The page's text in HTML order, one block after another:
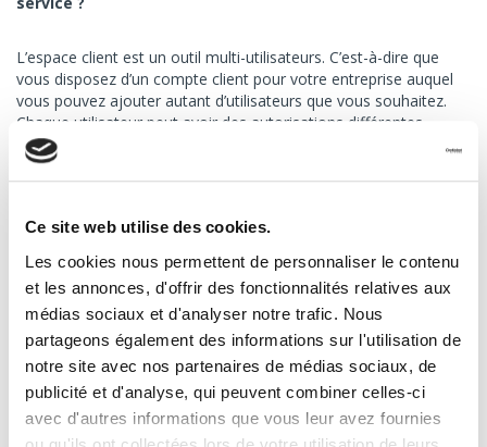
Ce site web utilise des cookies.
Les cookies nous permettent de personnaliser le contenu
et les annonces, d'offrir des fonctionnalités relatives aux
médias sociaux et d'analyser notre trafic. Nous
partageons également des informations sur l'utilisation de
notre site avec nos partenaires de médias sociaux, de
publicité et d'analyse, qui peuvent combiner celles-ci
avec d'autres informations que vous leur avez fournies
L’espace client est un outil multi-utilisateurs. C’est-à-dire que
vous disposez d’un compte client pour votre entreprise auquel
vous pouvez ajouter autant d’utilisateurs que vous souhaitez.
Chaque utilisateur peut avoir des autorisations différentes.
Comment créer mon espace client ?
Il suffit de faire une demande auprès de notre service client
notre équipe se charge de vous créer un login et de paramétrer
votre espace client.
Comment se connecter à l’espace client ?
En haut, à droite sur cette page, cliquez sur « Espace client ».
Saisissez votre login et votre mot de passe puis cliquez sur «
Connexion ». Vous êtes redirigé vers une nouvelle page, le